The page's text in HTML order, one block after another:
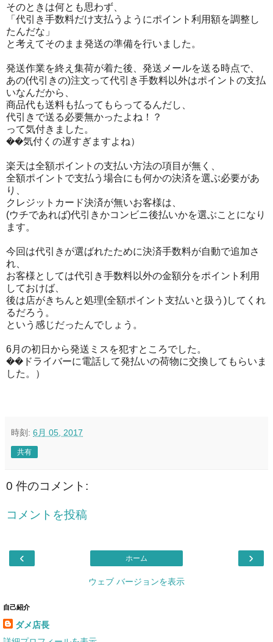
そのときは何とも思わず、
「代引き手数料だけ支払うようにポイント利用額を調整し
たんだな」
と考えてそのまま発送の準備を行いました。
発送作業を終え集荷が着た後、発送メールを送る時点で、
あの(代引きの)注文って代引き手数料以外はポイントの支払
いなんだから、
商品代も送料も払ってもらってるんだし、
代引きで送る必要無かったよね！？
って気付きました。
��気付くの遅すぎますよね）
楽天は全額ポイントの支払い方法の項目が無く、
全額ポイントで支払う場合にも何かの決済を選ぶ必要があ
り、
クレジットカード決済が無いお客様は、
(ウチであれば)代引きかコンビニ後払いかを選ぶことになり
ます。
今回は代引きが選ばれたために決済手数料が自動で追加さ
れ、
お客様としては代引き手数料以外の金額分をポイント利用
しておけば、
後は店がきちんと処理(全額ポイント支払いと扱う)してくれ
るだろう。
という感じだったんでしょう。
6月の初日から発送ミスを犯すところでした。
��ドライバーに電話して発払いの荷物に交換してもらいま
した。）
時刻: 6月 05, 2017
共有
0 件のコメント:
コメントを投稿
‹ ›
ホーム
ウェブ バージョンを表示
自己紹介
ダメ店長